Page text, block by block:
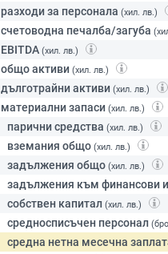
разходи за персонала (хил. лв.)
счетоводна печалба/загуба
EBITDA (хил. лв.)
общо активи (хил. лв.)
дълготрайни активи (хил. лв.)
материални запаси (хил. лв.)
парични средства (хил. лв.)
вземания общо (хил. лв.)
задължения общо (хил. лв.)
задължения към финансови
собствен капитал (хил. лв.)
средносписъчен персонал
средна нетна месечна